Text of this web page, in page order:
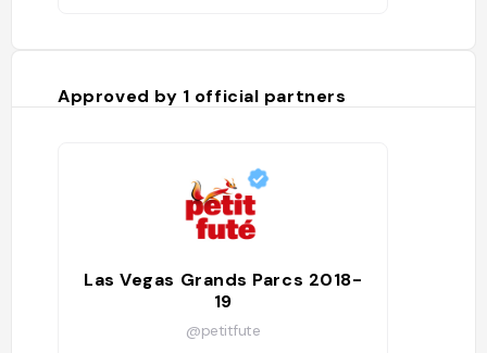
Approved by 1 official partners
Las Vegas Grands Parcs 2018-
19
@petitfute